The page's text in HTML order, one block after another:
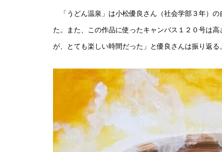
「うどん温泉」は小松優良さん（社会学部３年）
た。また、この作品に使ったキャンバス１２０号は
が、とても楽しい時間だった」と優良さんは振り返る。